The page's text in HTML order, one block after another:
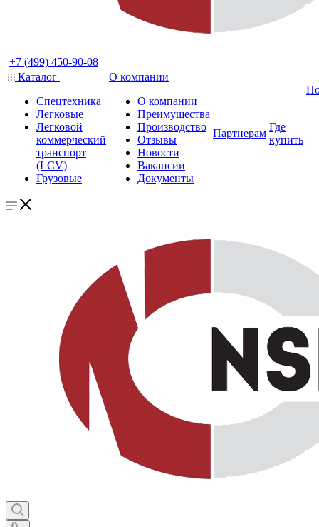
+7 (499) 450-90-08
Каталог
Спецтехника
Легковые
Легковой
коммерческий
транспорт
(LCV)
Грузовые
О компании
О компании
Преимущества
Производство
Отзывы
Новости
Вакансии
Документы
Партнерам
Где
купить